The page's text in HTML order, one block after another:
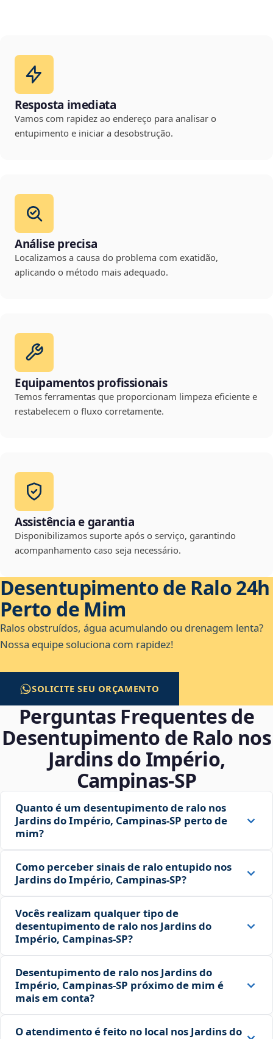
Resposta imediata
Vamos com rapidez ao endereço para analisar o
entupimento e iniciar a desobstrução.
Análise precisa
Localizamos a causa do problema com exatidão,
aplicando o método mais adequado.
Equipamentos profissionais
Temos ferramentas que proporcionam limpeza eficiente e
restabelecem o fluxo corretamente.
Assistência e garantia
Disponibilizamos suporte após o serviço, garantindo
acompanhamento caso seja necessário.
Desentupimento de Ralo 24h
Perto de Mim
Ralos obstruídos, água acumulando ou drenagem lenta?
Nossa equipe soluciona com rapidez!
SOLICITE SEU ORÇAMENTO
Perguntas Frequentes de
Desentupimento de Ralo nos
Jardins do Império,
Campinas‑SP
Quanto é um desentupimento de ralo nos
Jardins do Império, Campinas‑SP perto de
mim?
Como perceber sinais de ralo entupido nos
Jardins do Império, Campinas‑SP?
Vocês realizam qualquer tipo de
desentupimento de ralo nos Jardins do
Império, Campinas‑SP?
Desentupimento de ralo nos Jardins do
Império, Campinas‑SP próximo de mim é
mais em conta?
O atendimento é feito no local nos Jardins do